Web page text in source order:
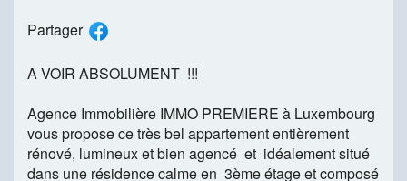
Partager
A VOIR ABSOLUMENT !!!
Agence Immobilière IMMO PREMIERE à Luxembourg
vous propose ce très bel appartement entièrement
rénové, lumineux et bien agencé et idéalement situé
dans une résidence calme en 3ème étage et composé